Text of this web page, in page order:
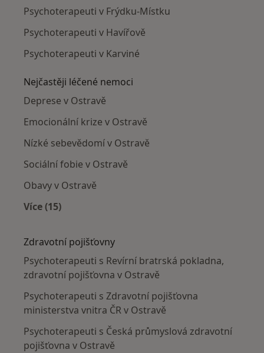
Psychoterapeuti v Frýdku-Místku
Psychoterapeuti v Havířově
Psychoterapeuti v Karviné
Nejčastěji léčené nemoci
Deprese v Ostravě
Emocionální krize v Ostravě
Nízké sebevědomí v Ostravě
Sociální fobie v Ostravě
Obavy v Ostravě
Více (15)
Zdravotní pojišťovny
Psychoterapeuti s Revírní bratrská pokladna,
zdravotní pojišťovna v Ostravě
Psychoterapeuti s Zdravotní pojišťovna
ministerstva vnitra ČR v Ostravě
Psychoterapeuti s Česká průmyslová zdravotní
pojišťovna v Ostravě